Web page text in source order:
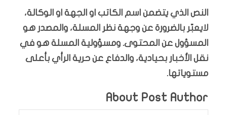
النص الذي يتضمن اسم الكاتب او الجهة او الوكالة،
لايعبّر بالضرورة عن وجهة نظر المسلة، والمصدر هو
المسؤول عن المحتوى. ومسؤولية المسلة هو في
نقل الأخبار بحيادية، والدفاع عن حرية الرأي بأعلى
مستوياتها.
About Post Author